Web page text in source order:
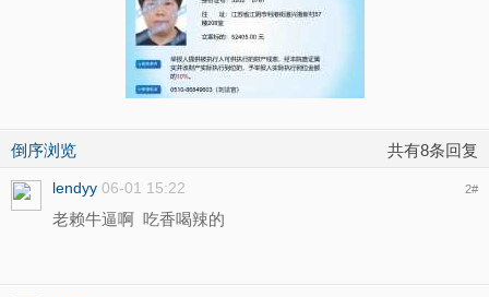
倒序浏览 共有8条回复
lendyy 06-01 15:22 2#
老赖牛逼啊 吃香喝辣的